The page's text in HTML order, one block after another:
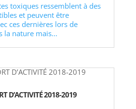
toxiques ressemblent à des
et peuvent être
ces dernières lors de
la nature mais...
D’ACTIVITÉ 2018-2019